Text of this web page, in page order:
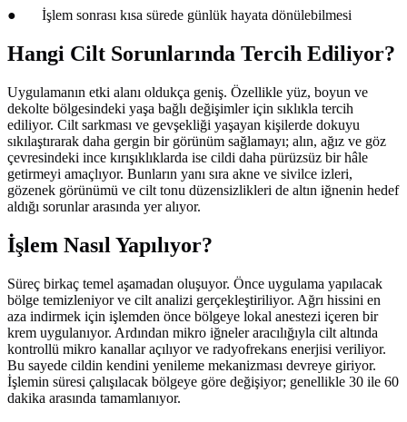
● İşlem sonrası kısa sürede günlük hayata dönülebilmesi
Hangi Cilt Sorunlarında Tercih Ediliyor?
Uygulamanın etki alanı oldukça geniş. Özellikle yüz, boyun ve
dekolte bölgesindeki yaşa bağlı değişimler için sıklıkla tercih
ediliyor. Cilt sarkması ve gevşekliği yaşayan kişilerde dokuyu
sıkılaştırarak daha gergin bir görünüm sağlamayı; alın, ağız ve göz
çevresindeki ince kırışıklıklarda ise cildi daha pürüzsüz bir hâle
getirmeyi amaçlıyor. Bunların yanı sıra akne ve sivilce izleri,
gözenek görünümü ve cilt tonu düzensizlikleri de altın iğnenin hedef
aldığı sorunlar arasında yer alıyor.
İşlem Nasıl Yapılıyor?
Süreç birkaç temel aşamadan oluşuyor. Önce uygulama yapılacak
bölge temizleniyor ve cilt analizi gerçekleştiriliyor. Ağrı hissini en
aza indirmek için işlemden önce bölgeye lokal anestezi içeren bir
krem uygulanıyor. Ardından mikro iğneler aracılığıyla cilt altında
kontrollü mikro kanallar açılıyor ve radyofrekans enerjisi veriliyor.
Bu sayede cildin kendini yenileme mekanizması devreye giriyor.
İşlemin süresi çalışılacak bölgeye göre değişiyor; genellikle 30 ile 60
dakika arasında tamamlanıyor.